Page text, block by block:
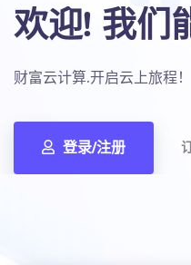
欢迎! 我们
财富云计算.开启云上旅程！
登录/注册